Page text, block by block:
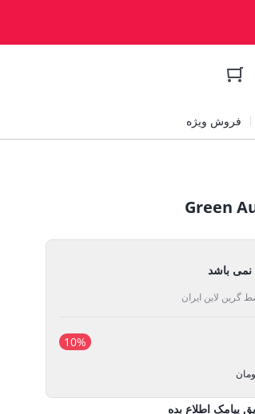
فروش ویژه
نمی باشد
گرین لاین ایران
10%
پیامک اطلاع بده